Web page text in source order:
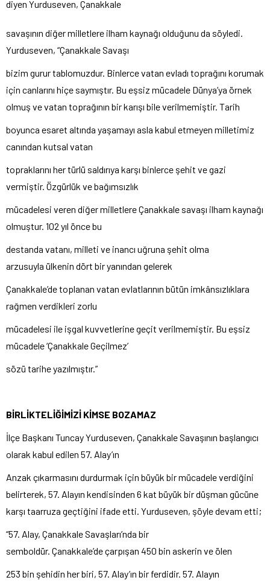
diyen Yurduseven, Çanakkale
savaşının diğer milletlere ilham kaynağı olduğunu da söyledi.
Yurduseven, “Çanakkale Savaşı
bizim gurur tablomuzdur. Binlerce vatan evladı toprağını korumak
için canlarını hiçe saymıştır. Bu eşsiz mücadele Dünya’ya örnek
olmuş ve vatan toprağının bir karışı bile verilmemiştir. Tarih
boyunca esaret altında yaşamayı asla kabul etmeyen milletimiz
canından kutsal vatan
topraklarını her türlü saldırıya karşı binlerce şehit ve gazi
vermiştir. Özgürlük ve bağımsızlık
mücadelesi veren diğer milletlere Çanakkale savaşı ilham kaynağı
olmuştur. 102 yıl önce bu
destanda vatanı, milleti ve inancı uğruna şehit olma
arzusuyla ülkenin dört bir yanından gelerek
Çanakkale’de toplanan vatan evlatlarının bütün imkânsızlıklara
rağmen verdikleri zorlu
mücadelesi ile işgal kuvvetlerine geçit verilmemiştir. Bu eşsiz
mücadele ‘Çanakkale Geçilmez’
sözü tarihe yazılmıştır.”
BİRLİKTELİĞİMİZİ KİMSE BOZAMAZ
İlçe Başkanı Tuncay Yurduseven, Çanakkale Savaşının başlangıcı
olarak kabul edilen 57. Alay’ın
Anzak çıkarmasını durdurmak için büyük bir mücadele verdiğini
belirterek, 57. Alayın kendisinden 6 kat büyük bir düşman gücüne
karşı taarruza geçtiğini ifade etti. Yurduseven, şöyle devam etti;
“57. Alay, Çanakkale Savaşları’nda bir
semboldür. Çanakkale’de çarpışan 450 bin askerin ve ölen
253 bin şehidin her biri, 57. Alay’ın bir ferdidir. 57. Alayın